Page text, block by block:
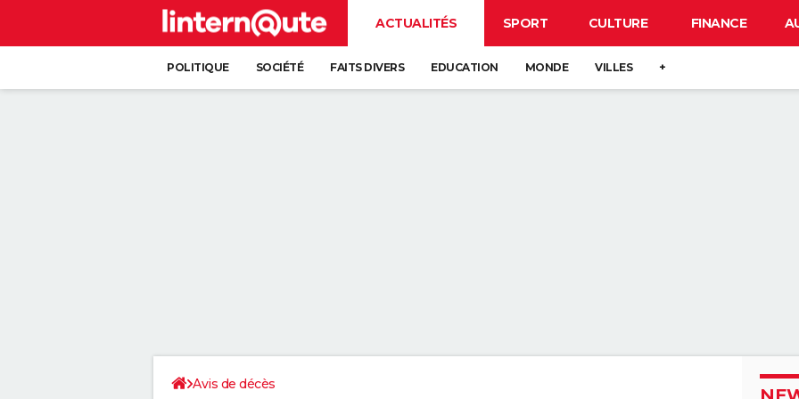
ACTUALITÉS SPORT CULTURE FINANCE
POLITIQUE SOCIÉTÉ FAITS DIVERS EDUCATION MONDE VILLES +
Avis de décès